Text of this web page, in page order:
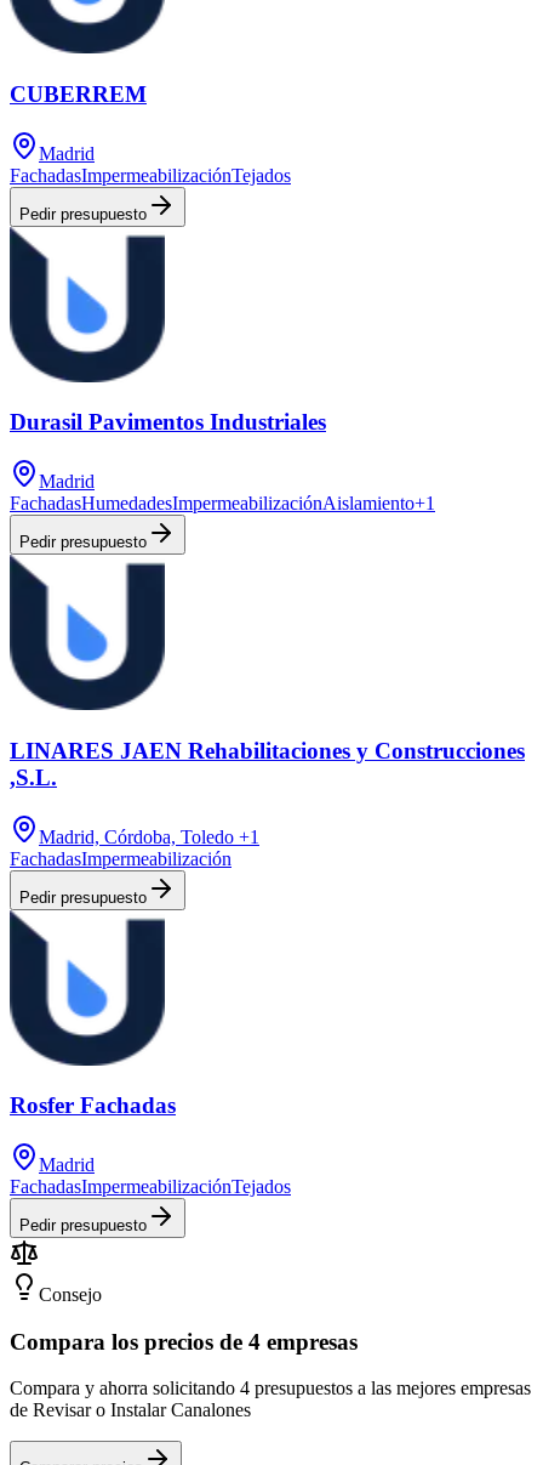
CUBERREM
Madrid
FachadasImpermeabilizaciónTejados
Pedir presupuesto
Durasil Pavimentos Industriales
Madrid
FachadasHumedadesImpermeabilizaciónAislamiento+1
Pedir presupuesto
LINARES JAEN Rehabilitaciones y Construcciones
,S.L.
Madrid, Córdoba, Toledo +1
FachadasImpermeabilización
Pedir presupuesto
Rosfer Fachadas
Madrid
FachadasImpermeabilizaciónTejados
Pedir presupuesto
Consejo
Compara los precios de 4 empresas
Compara y ahorra solicitando 4 presupuestos a las mejores empresas
de Revisar o Instalar Canalones